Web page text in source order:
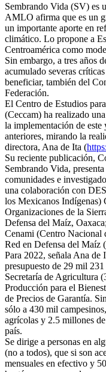
Sembrando Vida (SV) es
AMLO afirma que es un
un importante aporte en
climático. Lo propone a
Centroamérica como
Sin embargo, a tres años
acumulado severas
beneficiar, también del
Federación.
El Centro de Estudios
(Ceccam) ha realizado
la implementación de
anteriores, mirando la
directora, Ana de Ita (
Su reciente publicación,
Sembrando Vida,
comunidades e
una colaboración con
los Mexicanos Indígenas)
Organizaciones de la
Defensa del Maíz,
Cenami (Centro Nacional
Red en Defensa del Maíz (
Para 2022, señala Ana de
presupuesto de 29 mil
Secretaría de Agricultura
Producción para el
de Precios de Garantía.
sólo a 430 mil
agrícolas y 2.5 millones
país.
Se dirige a personas en
(no a todos), que si son
mensuales en efectivo y